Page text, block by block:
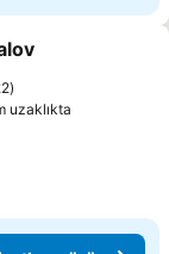
uzaklıkta